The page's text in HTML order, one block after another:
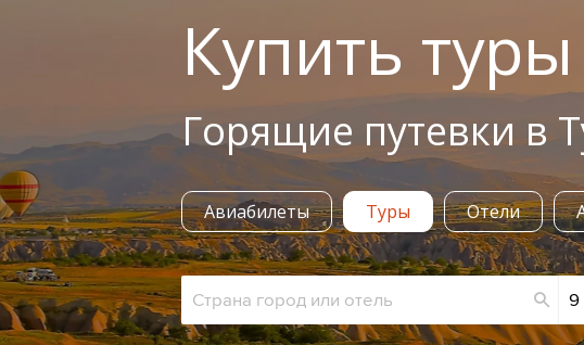
Купить
Горящие путевки в
Авиабилеты Туры Отели
9